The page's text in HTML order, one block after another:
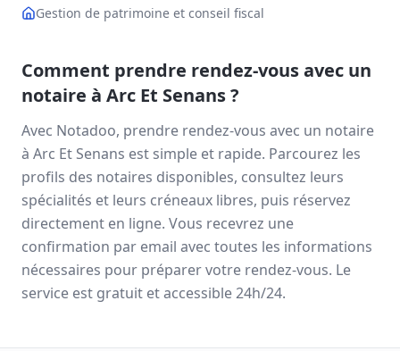
Gestion de patrimoine et conseil fiscal
Comment prendre rendez-vous avec un
notaire à Arc Et Senans?
Avec Notadoo, prendre rendez-vous avec un notaire
à Arc Et Senans est simple et rapide. Parcourez les
profils des notaires disponibles, consultez leurs
spécialités et leurs créneaux libres, puis réservez
directement en ligne. Vous recevrez une
confirmation par email avec toutes les informations
nécessaires pour préparer votre rendez-vous. Le
service est gratuit et accessible 24h/24.